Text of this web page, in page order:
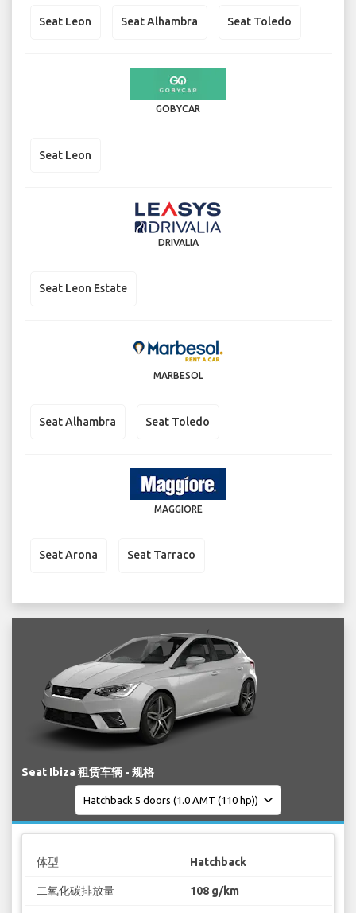
Seat Leon Seat Alhambra Seat Toledo
GOBYCAR
Seat Leon
DRIVALIA
Seat Leon Estate
MARBESOL
Seat Alhambra Seat Toledo
MAGGIORE
Seat Arona Seat Tarraco
Seat Ibiza 租赁车辆 - 规格
体型 Hatchback
二氧化碳排放量 108 g/km